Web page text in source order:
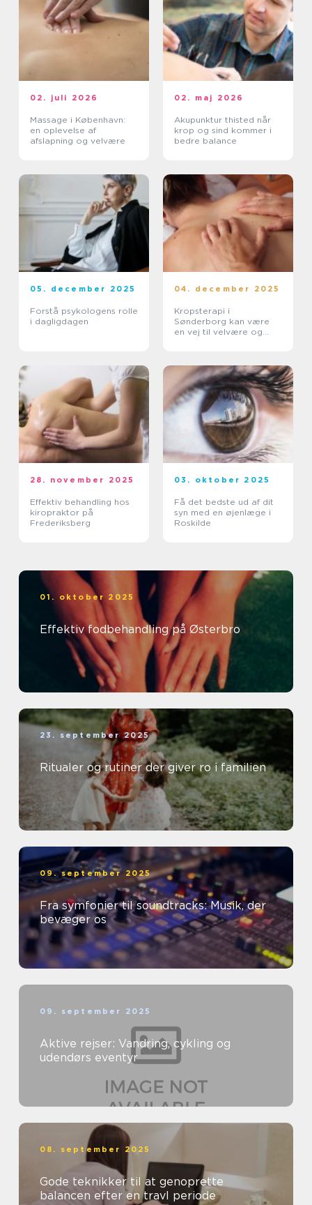
02. juli 2026
Massage i København:
en oplevelse af
afslapning og velvære
02. maj 2026
Akupunktur thisted når
krop og sind kommer i
bedre balance
05. december 2025
Forstå psykologens rolle
i dagligdagen
04. december 2025
Kropsterapi i
Sønderborg kan være
en vej til velvære og
28. november 2025
Effektiv behandling hos
kiropraktor på
Frederiksberg
03. oktober 2025
Få det bedste ud af dit
syn med en øjenlæge i
Roskilde
01. oktober 2025
Effektiv fodbehandling på Østerbro
23. september 2025
Ritualer og rutiner der giver ro i familien
09. september 2025
Fra symfonier til soundtracks: Musik, der
bevæger os
09. september 2025
Aktive rejser: Vandring, cykling og
udendørs eventyr
08. september 2025
Gode teknikker til at genoprette
balancen efter en travl periode